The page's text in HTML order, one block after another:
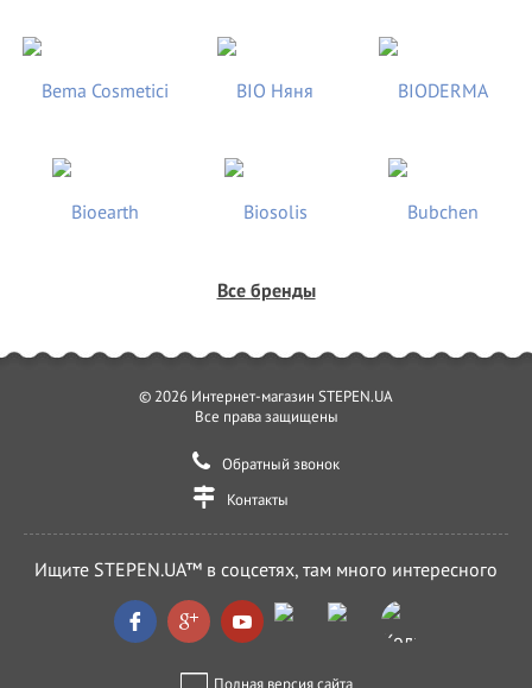
Все бренды
© 2026 Интернет-магазин STEPEN.UA
Все права защищены
Обратный звонок
Контакты
Ищите STEPEN.UA™ в соцсетях, там много интересного
Полная версия сайта